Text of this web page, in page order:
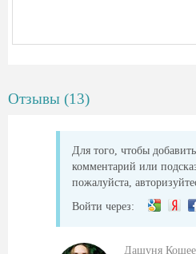
Отзывы (13)
Для того, чтобы добавить
комментарий или
пожалуйста,
Войти через:
Дашуня